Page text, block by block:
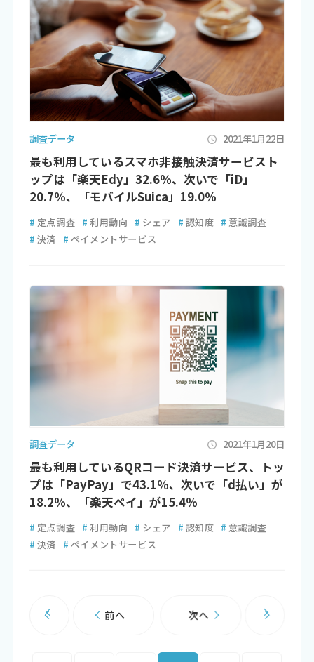
調査データ 2021年1月22日
最も利用しているスマホ非接触決済サービスト
ップは「楽天Edy」32.6％、次いで「iD」
20.7％、「モバイルSuica」19.0％
# 定点調査 # 利用動向 # シェア # 認知度 # 意識調査
# 決済 # ペイメントサービス
調査データ 2021年1月20日
最も利用しているQRコード決済サービス、トッ
プは「PayPay」で43.1％、次いで「d払い」が
18.2％、「楽天ペイ」が15.4％
# 定点調査 # 利用動向 # シェア # 認知度 # 意識調査
# 決済 # ペイメントサービス
前へ 次へ